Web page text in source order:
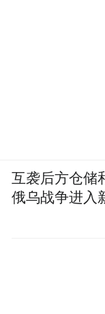
互袭后方仓储
俄乌战争进入